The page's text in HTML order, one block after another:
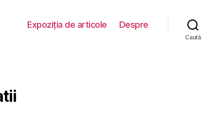
Expoziția de articole Despre
Caută